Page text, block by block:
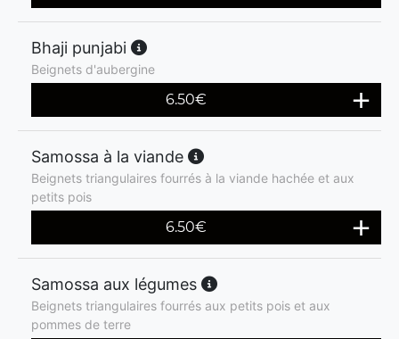
Bhaji punjabi
Beignets d'aubergine
6.50€
Samossa à la viande
Beignets triangulaires fourrés à la viande hachée et aux
petits pois
6.50€
Samossa aux légumes
Beignets triangulaires fourrés aux petits pois et aux
pommes de terre